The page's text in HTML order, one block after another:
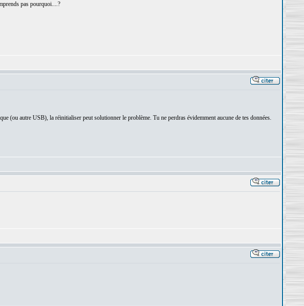
pas pourquoi....?
(ou autre USB), la réinitialiser peut solutionner le problème. Tu ne perdras évidemment aucune de tes données.